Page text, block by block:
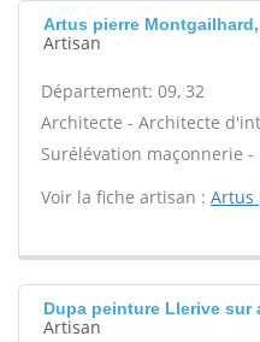
Artus pierre
Artisan
Département: 09, 32
Architecte - Architecte
Surélévation maçonnerie -
Voir la fiche artisan : Artus
Dupa peinture Llerive sur
Artisan